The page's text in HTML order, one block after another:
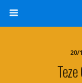
20/